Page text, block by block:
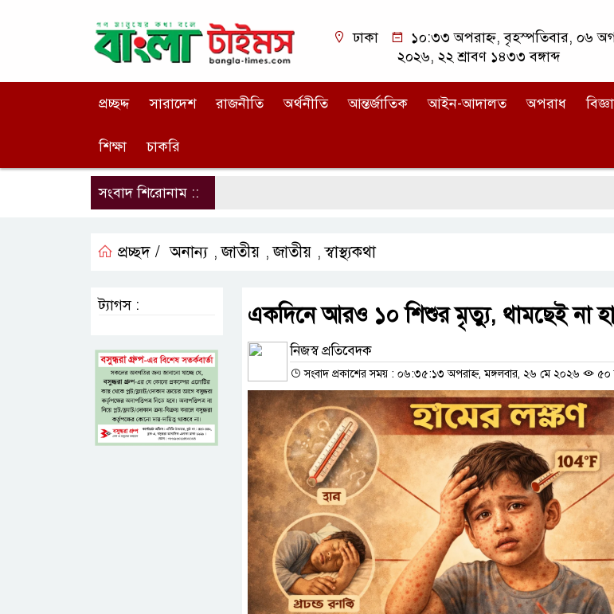
ঢাকা
১০:৩৩ অপরাহ্ন, বৃহস্পতিবার, ০৬
২০২৬, ২২ শ্রাবণ ১৪৩৩ বঙ্গাব্দ
প্রচ্ছদ্দ সারাদেশ রাজনীতি অর্থনীতি আন্তর্জাতিক আইন-আদালত অপরাধ
শিক্ষা চাকরি
সংবাদ শিরোনাম ::
প্রচ্ছদ / অনান্য ,জাতীয় ,জাতীয় ,স্বাস্থ্যকথা
একদিনে আরও ১০ শিশুর মৃত্যু, থামছেই না
নিজস্ব প্রতিবেদক
সংবাদ প্রকাশের সময় : ০৬:৩৫:১৩ অপরাহ্ন, মঙ্গলবার, ২৬ মে ২০২৬ ৫০
ট্যাগস :